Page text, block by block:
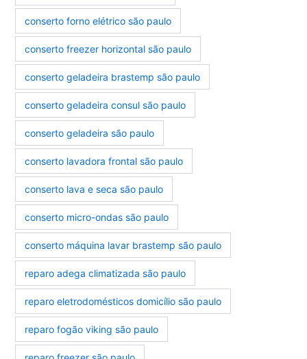
conserto forno elétrico são paulo
conserto freezer horizontal são paulo
conserto geladeira brastemp são paulo
conserto geladeira consul são paulo
conserto geladeira são paulo
conserto lavadora frontal são paulo
conserto lava e seca são paulo
conserto micro-ondas são paulo
conserto máquina lavar brastemp são paulo
reparo adega climatizada são paulo
reparo eletrodomésticos domicílio são paulo
reparo fogão viking são paulo